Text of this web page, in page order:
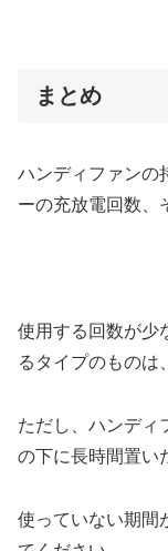
まとめ
ハンディファンの
ーの充放電回数、
使用する回数が少
るタイプのものは
ただし、ハンディ
の下に長時間置い
使っていない期間